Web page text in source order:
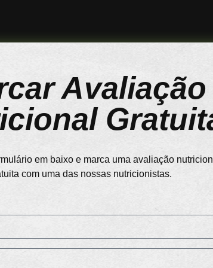
Avaliação
em baixo e marca uma avaliação
com uma das nossas nutricionistas.